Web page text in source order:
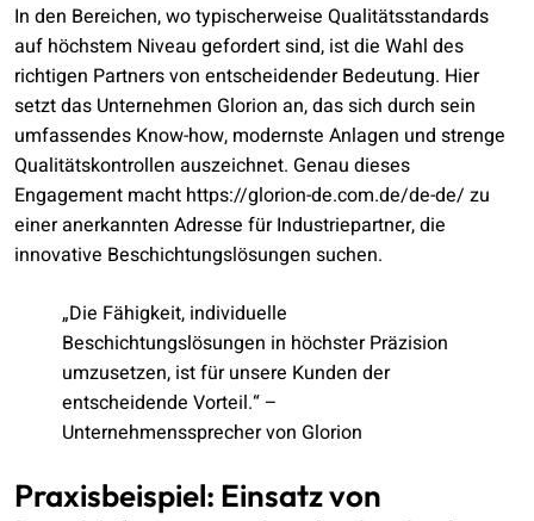
In den Bereichen, wo typischerweise Qualitätsstandards
auf höchstem Niveau gefordert sind, ist die Wahl des
richtigen Partners von entscheidender Bedeutung. Hier
setzt das Unternehmen Glorion an, das sich durch sein
umfassendes Know-how, modernste Anlagen und strenge
Qualitätskontrollen auszeichnet. Genau dieses
Engagement macht https://glorion-de.com.de/de-de/ zu
einer anerkannten Adresse für Industriepartner, die
innovative Beschichtungslösungen suchen.
„Die Fähigkeit, individuelle
Beschichtungslösungen in höchster Präzision
umzusetzen, ist für unsere Kunden der
entscheidende Vorteil.“ –
Unternehmenssprecher von Glorion
Praxisbeispiel: Einsatz von